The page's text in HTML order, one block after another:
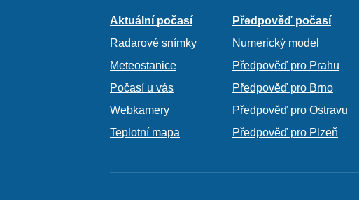
Aktuální počasí
Radarové snímky
Meteostanice
Počasí u vás
Webkamery
Teplotní mapa
Předpověď počasí
Numerický model
Předpověď pro Prahu
Předpověď pro Brno
Předpověď pro Ostravu
Předpověď pro Plzeň